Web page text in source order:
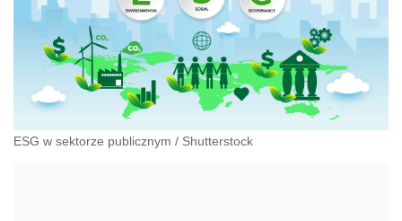
ESG w sektorze publicznym / Shutterstock